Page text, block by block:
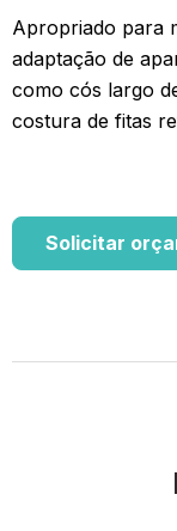
Apropriado para
adaptação de
como cós largo
costura de fitas
Solicitar